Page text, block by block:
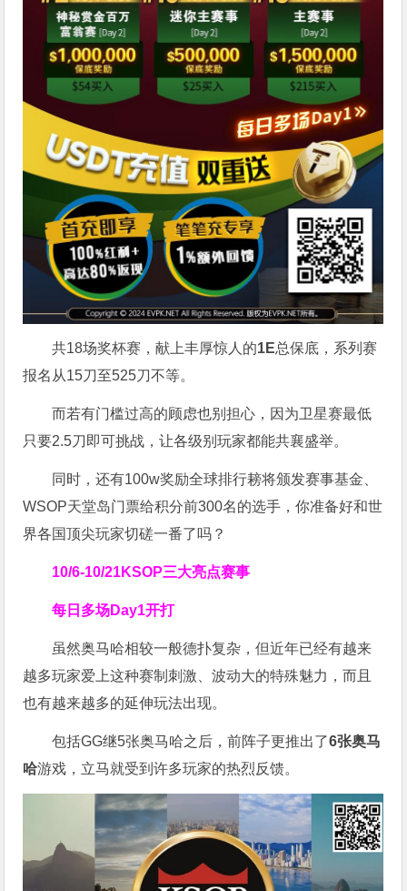
共18场奖杯赛，献上丰厚惊人的1E总保底，系列赛
报名从15刀至525刀不等。
而若有门槛过高的顾虑也别担心，因为卫星赛最低
只要2.5刀即可挑战，让各级别玩家都能共襄盛举。
同时，还有100w奖励全球排行耪将颁发赛事基金、
WSOP天堂岛门票给积分前300名的选手，你准备好和世
界各国顶尖玩家切磋一番了吗？
10/6-10/21KSOP三大亮点赛事
每日多场Day1开打
虽然奥马哈相较一般德扑复杂，但近年已经有越来
越多玩家爱上这种赛制刺激、波动大的特殊魅力，而且
也有越来越多的延伸玩法出现。
包括GG继5张奥马哈之后，前阵子更推出了6张奥马
哈游戏，立马就受到许多玩家的热烈反馈。